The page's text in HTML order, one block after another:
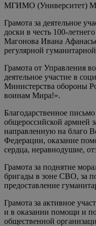
МГИМО (Университет)
Грамота за деятельное
доски в честь 100-
Магонова Ивана
регулярной
Грамота от Управления
деятельное участие в
Министерства обороны
воинам Мира!».
Благодарственное
общероссийской армией
направленную на благо
Федерации, оказание
сердца, неравнодушие,
Грамота за поднятие
бригады в зоне СВО, за
предоставление
Грамота за активное
и в оказании помощи и
общественной